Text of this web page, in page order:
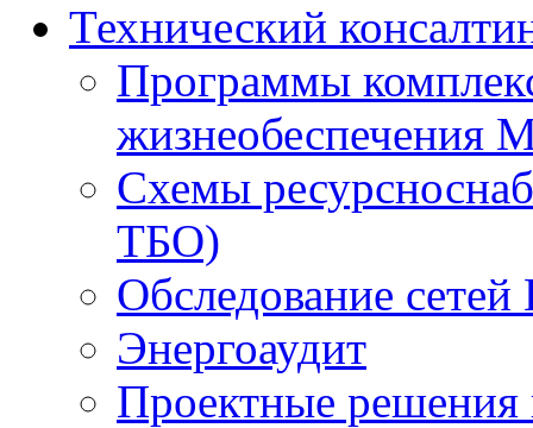
Технический
Программы
жизнеобеспечения
Схемы
ТБО)
Обследование
Энергоаудит
Проектные решения